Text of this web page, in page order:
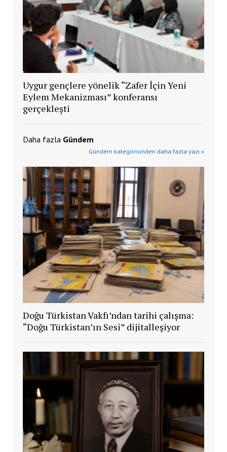
Uygur gençlere yönelik “Zafer İçin Yeni
Eylem Mekanizması” konferansı
gerçekleşti
Daha fazla Gündem
Gündem kategorisinden daha fazla yazı »
Doğu Türkistan Vakfı’ndan tarihi çalışma:
“Doğu Türkistan’ın Sesi” dijitalleşiyor